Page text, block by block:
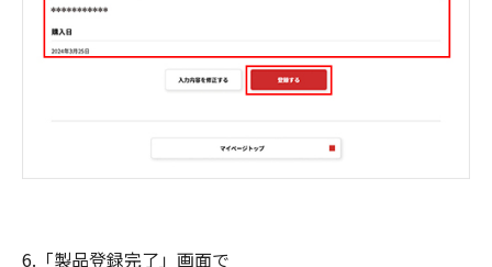
6.「製品登録完了」画面で